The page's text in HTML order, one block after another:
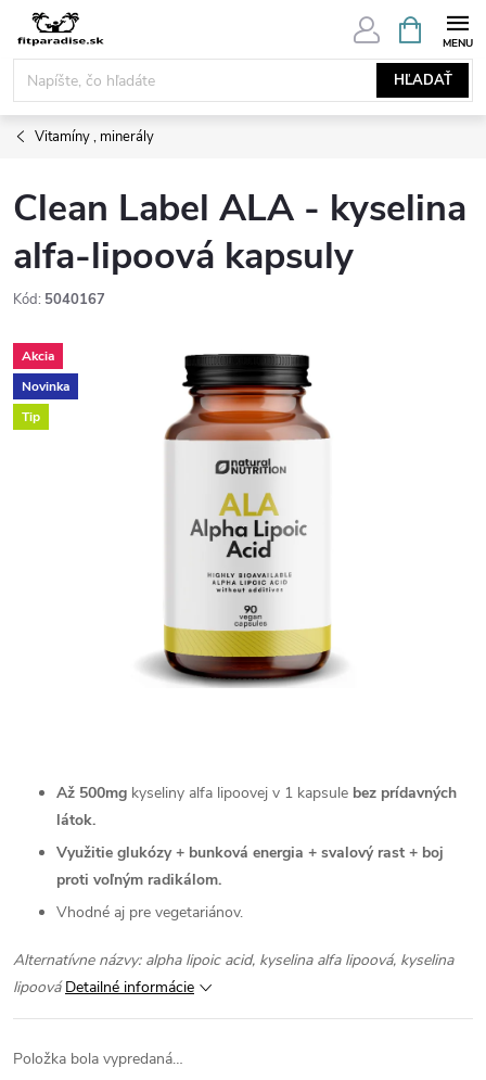
Prejsť
obsah
HĽADAŤ
KOŠÍK
Vitamíny , minerály
Clean Label ALA - kyselina
alfa-lipoová kapsuly
Kód: 5040167
Akcia
Novinka
Tip
Až 500mg kyseliny alfa lipoovej v 1 kapsule bez prídavných
látok.
Využitie glukózy + bunková energia + svalový rast + boj
proti voľným radikálom.
Vhodné aj pre vegetariánov.
Alternatívne názvy: alpha lipoic acid, kyselina alfa lipoová, kyselina
lipoová Detailné informácie
Položka bola vypredaná…